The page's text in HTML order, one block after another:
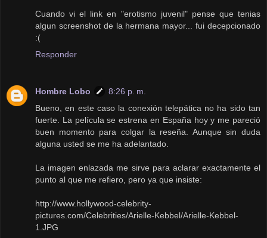
Cuando vi el link en "erotismo juvenil" pense que tenias
algun screenshot de la hermana mayor... fui decepcionado
:(
Responder
Hombre Lobo
8:26 p. m.
Bueno, en este caso la conexión telepática no ha sido tan
fuerte. La película se estrena en España hoy y me pareció
buen momento para colgar la reseña. Aunque sin duda
alguna usted se me ha adelantado.
La imagen enlazada me sirve para aclarar exactamente el
punto al que me refiero, pero ya que insiste:
http://www.hollywood-celebrity-
pictures.com/Celebrities/Arielle-Kebbel/Arielle-Kebbel-
1.JPG